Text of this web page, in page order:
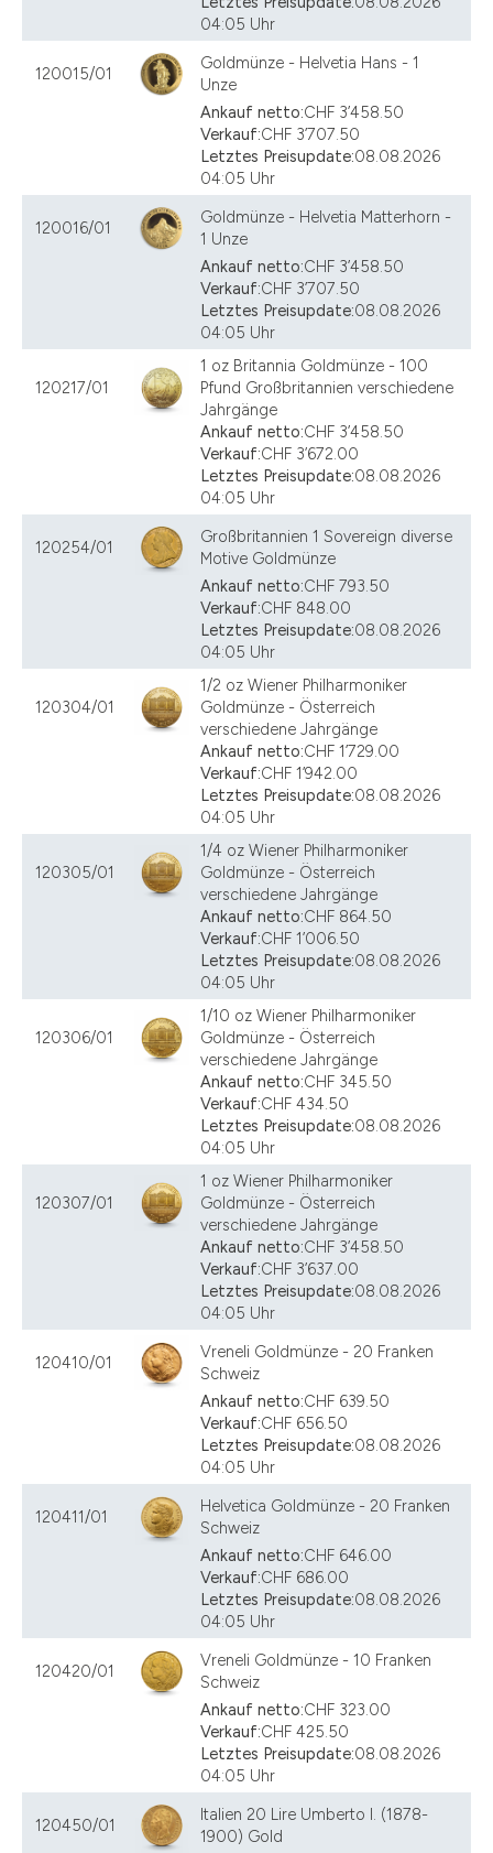
04:05 Uhr
120015/01
Goldmünze - Helvetia Hans - 1
Unze
Ankauf netto:CHF 3’458.50
Verkauf:CHF 3’707.50
Letztes Preisupdate:08.08.2026
04:05 Uhr
120016/01
Goldmünze - Helvetia Matterhorn -
1 Unze
Ankauf netto:CHF 3’458.50
Verkauf:CHF 3’707.50
Letztes Preisupdate:08.08.2026
04:05 Uhr
120217/01
1 oz Britannia Goldmünze - 100
Pfund Großbritannien verschiedene
Jahrgänge
Ankauf netto:CHF 3’458.50
Verkauf:CHF 3’672.00
Letztes Preisupdate:08.08.2026
04:05 Uhr
120254/01
Großbritannien 1 Sovereign diverse
Motive Goldmünze
Ankauf netto:CHF 793.50
Verkauf:CHF 848.00
Letztes Preisupdate:08.08.2026
04:05 Uhr
120304/01
1/2 oz Wiener Philharmoniker
Goldmünze - Österreich
verschiedene Jahrgänge
Ankauf netto:CHF 1’729.00
Verkauf:CHF 1’942.00
Letztes Preisupdate:08.08.2026
04:05 Uhr
120305/01
1/4 oz Wiener Philharmoniker
Goldmünze - Österreich
verschiedene Jahrgänge
Ankauf netto:CHF 864.50
Verkauf:CHF 1’006.50
Letztes Preisupdate:08.08.2026
04:05 Uhr
120306/01
1/10 oz Wiener Philharmoniker
Goldmünze - Österreich
verschiedene Jahrgänge
Ankauf netto:CHF 345.50
Verkauf:CHF 434.50
Letztes Preisupdate:08.08.2026
04:05 Uhr
120307/01
1 oz Wiener Philharmoniker
Goldmünze - Österreich
verschiedene Jahrgänge
Ankauf netto:CHF 3’458.50
Verkauf:CHF 3’637.00
Letztes Preisupdate:08.08.2026
04:05 Uhr
120410/01
Vreneli Goldmünze - 20 Franken
Schweiz
Ankauf netto:CHF 639.50
Verkauf:CHF 656.50
Letztes Preisupdate:08.08.2026
04:05 Uhr
120411/01
Helvetica Goldmünze - 20 Franken
Schweiz
Ankauf netto:CHF 646.00
Verkauf:CHF 686.00
Letztes Preisupdate:08.08.2026
04:05 Uhr
120420/01
Vreneli Goldmünze - 10 Franken
Schweiz
Ankauf netto:CHF 323.00
Verkauf:CHF 425.50
Letztes Preisupdate:08.08.2026
04:05 Uhr
120450/01
Italien 20 Lire Umberto I. (1878-
1900) Gold